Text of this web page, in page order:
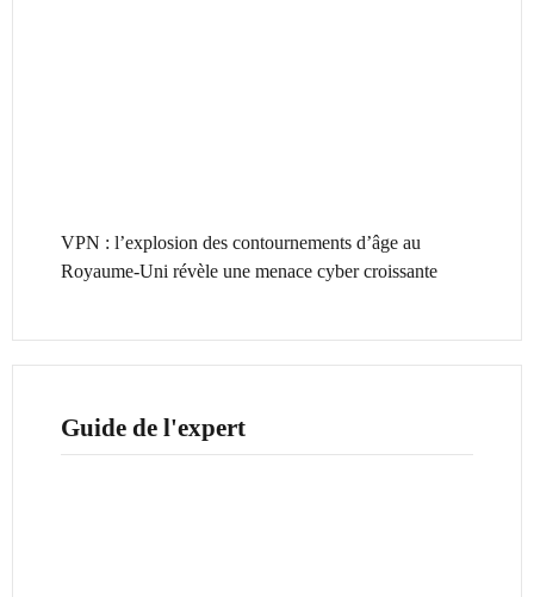
VPN : l’explosion des contournements d’âge au
Royaume-Uni révèle une menace cyber croissante
Guide de l'expert